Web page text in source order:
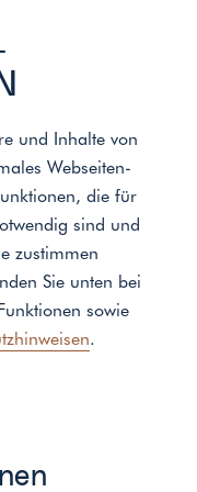
und Inhalte von
Webseiten-
die für
sind und
zustimmen
Sie unten bei
sowie
.
Über uns
Nähe
IST
Marke